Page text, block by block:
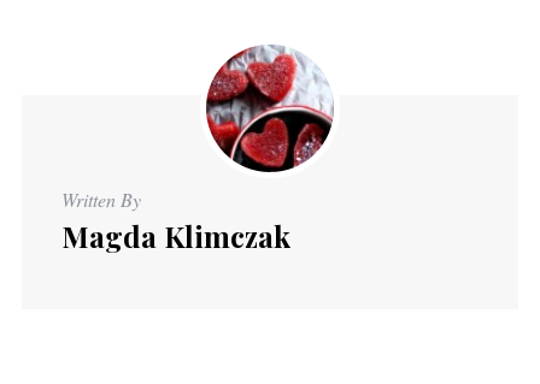
Written By
Magda Klimczak